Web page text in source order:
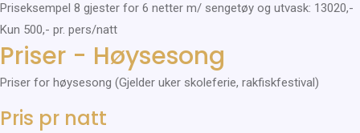
Priseksempel 8 gjester for 6 netter m/ sengetøy og utvask: 13020,-
Kun 500,- pr. pers/natt
Priser - Høysesong
Priser for høysesong (Gjelder uker skoleferie, rakfiskfestival)
Pris pr natt